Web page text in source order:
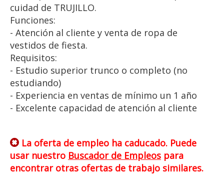
cuidad de TRUJILLO.
Funciones:
- Atención al cliente y venta de ropa de
vestidos de fiesta.
Requisitos:
- Estudio superior trunco o completo (no
estudiando)
- Experiencia en ventas de mínimo un 1 año
- Excelente capacidad de atención al cliente
La oferta de empleo ha caducado. Puede
usar nuestro Buscador de Empleos para
encontrar otras ofertas de trabajo similares.